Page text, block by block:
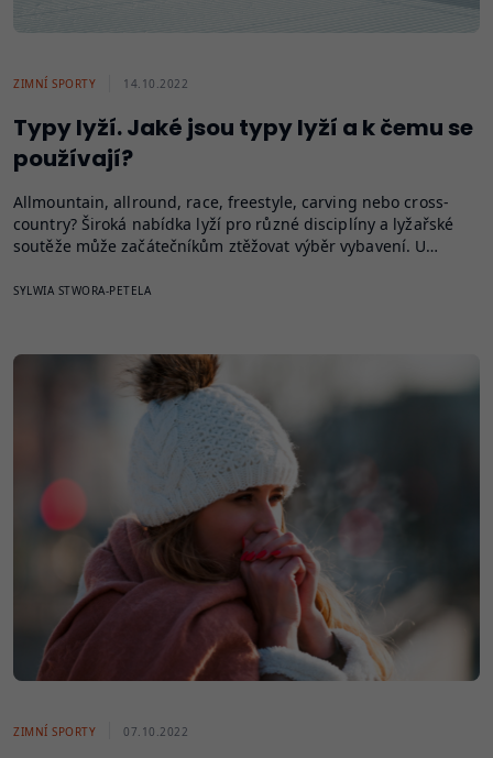
ZIMNÍ SPORTY 14.10.2022
Typy lyží. Jaké jsou typy lyží a k čemu se
používají?
Allmountain, allround, race, freestyle, carving nebo cross-
country? Široká nabídka lyží pro různé disciplíny a lyžařské
soutěže může začátečníkům ztěžovat výběr vybavení. U…
SYLWIA STWORA-PETELA
ZIMNÍ SPORTY 07.10.2022